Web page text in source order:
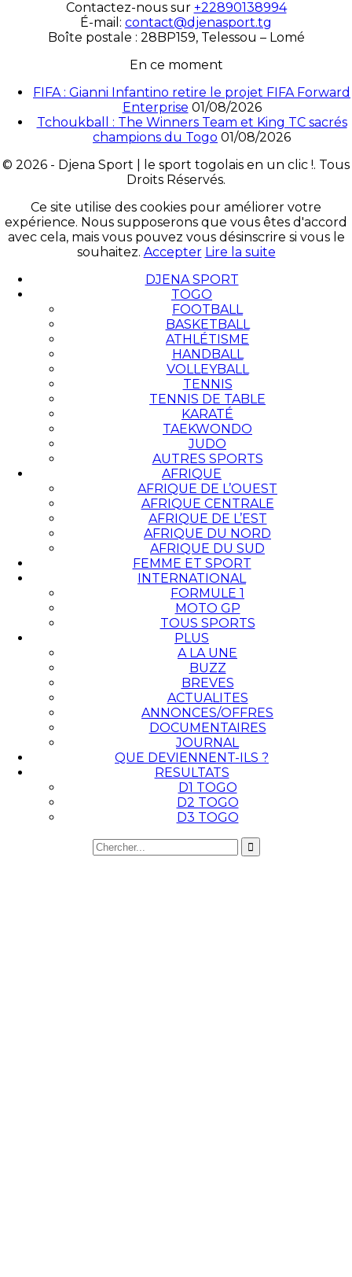
Contactez-nous sur +22890138994
É-mail: contact@djenasport.tg
Boîte postale : 28BP159, Telessou – Lomé
En ce moment
FIFA : Gianni Infantino retire le projet FIFA Forward
Enterprise 01/08/2026
Tchoukball : The Winners Team et King TC sacrés
champions du Togo 01/08/2026
© 2026 - Djena Sport | le sport togolais en un clic !. Tous
Droits Réservés.
Ce site utilise des cookies pour améliorer votre
expérience. Nous supposerons que vous êtes d'accord
avec cela, mais vous pouvez vous désinscrire si vous le
souhaitez. Accepter Lire la suite
DJENA SPORT
TOGO
FOOTBALL
BASKETBALL
ATHLÉTISME
HANDBALL
VOLLEYBALL
TENNIS
TENNIS DE TABLE
KARATÉ
TAEKWONDO
JUDO
AUTRES SPORTS
AFRIQUE
AFRIQUE DE L’OUEST
AFRIQUE CENTRALE
AFRIQUE DE L’EST
AFRIQUE DU NORD
AFRIQUE DU SUD
FEMME ET SPORT
INTERNATIONAL
FORMULE 1
MOTO GP
TOUS SPORTS
PLUS
A LA UNE
BUZZ
BREVES
ACTUALITES
ANNONCES/OFFRES
DOCUMENTAIRES
JOURNAL
QUE DEVIENNENT-ILS ?
RESULTATS
D1 TOGO
D2 TOGO
D3 TOGO